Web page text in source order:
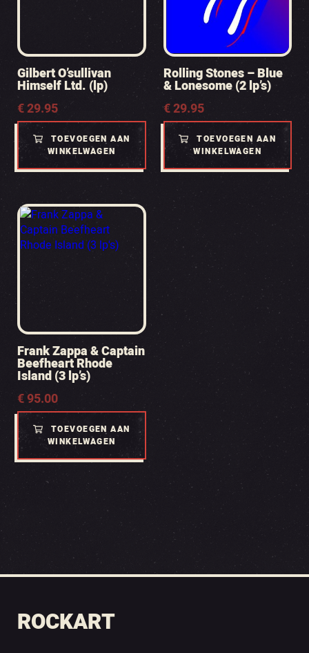
Gilbert O’sullivan
Himself Ltd. (lp)
€29.95
TOEVOEGEN AAN
WINKELWAGEN
Rolling Stones – Blue
& Lonesome (2 lp’s)
€29.95
TOEVOEGEN AAN
WINKELWAGEN
Frank Zappa & Captain
Beefheart Rhode
Island (3 lp’s)
€95.00
TOEVOEGEN AAN
WINKELWAGEN
ROCKART